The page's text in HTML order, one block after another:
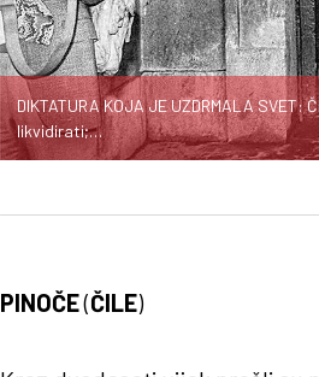
DIKTATURA KOJA JE UZDRMALA
likvidirati;…
PINOČE(ČILE)